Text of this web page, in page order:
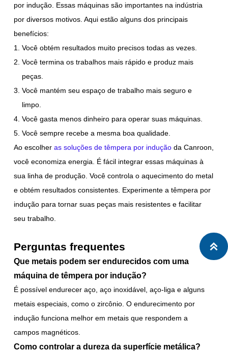
por indução. Essas máquinas são importantes na indústria
por diversos motivos. Aqui estão alguns dos principais
benefícios:
Você obtém resultados muito precisos todas as vezes.
Você termina os trabalhos mais rápido e produz mais
peças.
Você mantém seu espaço de trabalho mais seguro e
limpo.
Você gasta menos dinheiro para operar suas máquinas.
Você sempre recebe a mesma boa qualidade.
Ao escolheras soluções de têmpera por indução da Canroon,
você economiza energia. É fácil integrar essas máquinas à
sua linha de produção. Você controla o aquecimento do metal
e obtém resultados consistentes. Experimente a têmpera por
indução para tornar suas peças mais resistentes e facilitar
seu trabalho.
Perguntas frequentes
Que metais podem ser endurecidos com uma
máquina de têmpera por indução?
É possível endurecer aço, aço inoxidável, aço-liga e alguns
metais especiais, como o zircônio. O endurecimento por
indução funciona melhor em metais que respondem a
campos magnéticos.
Como controlar a dureza da superfície metálica?
